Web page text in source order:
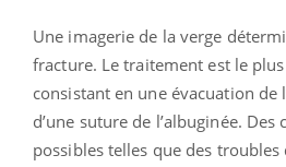
Une imagerie de la verge
fracture. Le traitement est le
consistant en une évacuation de
d’une suture de l’albuginée.
possibles telles que des troubles